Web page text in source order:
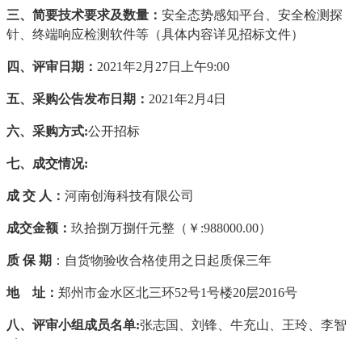
三、 简要技术要求及数量： 安全态势感知平台、安全检测探
针、终端响应检测软件等（具体内容详见招标文件）
四、评审 日期： 2021年2 月 27日上午9:00
五、 采购公告发布日期 ： 2021年2 月 4日
六、采购方式:公开招标
七、 成交情况:
成 交 人： 河南创海科技有限公司
成交金额： 玖拾捌万捌仟元整（￥ :988000.00）
质 保 期 ：自货物验收合格使用之日起质保三年
地 址： 郑州市金水区北三环52号1号楼20层2016号
八、评审小组 成员名单:张志国、刘锋、牛充山、王玲、李智